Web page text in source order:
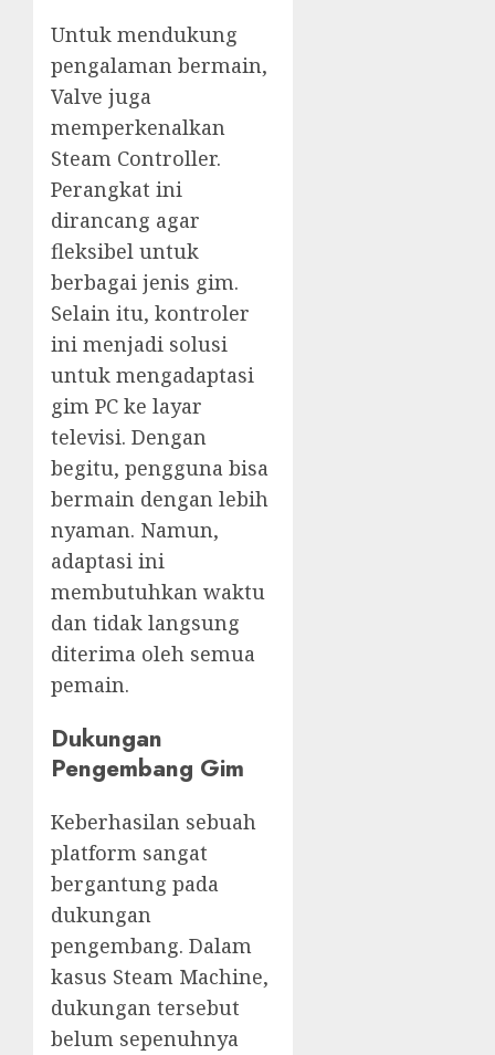
Untuk mendukung
pengalaman bermain,
Valve juga
memperkenalkan
Steam Controller.
Perangkat ini
dirancang agar
fleksibel untuk
berbagai jenis gim.
Selain itu, kontroler
ini menjadi solusi
untuk mengadaptasi
gim PC ke layar
televisi. Dengan
begitu, pengguna bisa
bermain dengan lebih
nyaman. Namun,
adaptasi ini
membutuhkan waktu
dan tidak langsung
diterima oleh semua
pemain.
Dukungan
Pengembang Gim
Keberhasilan sebuah
platform sangat
bergantung pada
dukungan
pengembang. Dalam
kasus Steam Machine,
dukungan tersebut
belum sepenuhnya